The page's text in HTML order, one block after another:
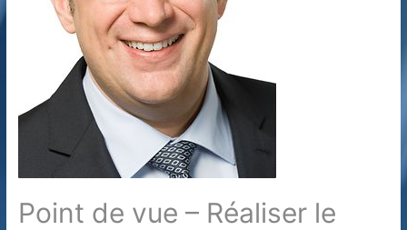
dans
presse
Point de vue – Réaliser le